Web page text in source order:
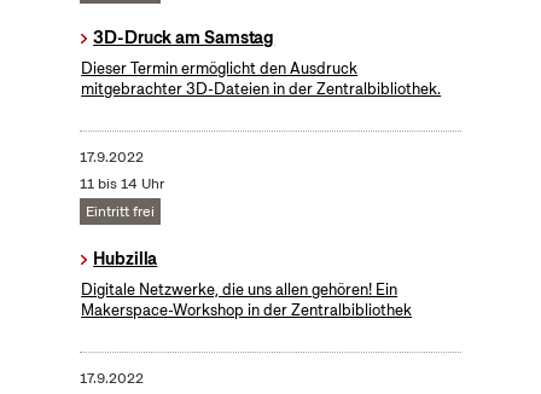
3D-Druck am Samstag
Dieser Termin ermöglicht den Ausdruck
mitgebrachter 3D-Dateien in der Zentralbibliothek.
17.9.2022
11 bis 14 Uhr
Eintritt frei
Hubzilla
Digitale Netzwerke, die uns allen gehören! Ein
Makerspace-Workshop in der Zentralbibliothek
17.9.2022